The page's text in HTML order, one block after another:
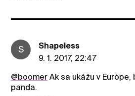
S
ShapeIess
9. 1. 2017, 22:47
@boomer Ak sa ukážu v
panda.